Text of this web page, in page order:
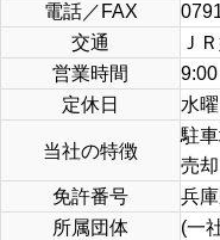
電話／FAX
交通
Ｊ
営業時間
定休日
水
当社の特徴
駐
売
免許番号
兵
所属団体
(一